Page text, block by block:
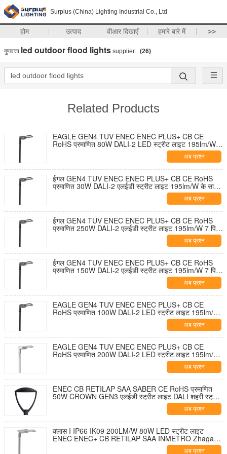
Surplus (China) Lighting Industrial Co., Ltd
होम उत्पाद वीआर दिखाएँ हमारे बारे में >>
गुणवत्ता led outdoor flood lights supplier. (26)
Related Products
EAGLE GEN4 TUV ENEC ENEC PLUS+ CB CE
RoHS प्रमाणित 80W DALI-2 LED स्ट्रीट लाइट 195lm/W 7
पिन NEMA सॉकेट शॉर्टिंग कैप और 10KV SPD के साथ टूल-फ्री
अब प्रश्न
ईगल GEN4 TUV ENEC ENEC PLUS+ CB CE RoHS
प्रमाणित 30W DALI-2 एलईडी स्ट्रीट लाइट 195lm/W के साथ
7 पिन NEMA सॉकेट शॉर्टिंग कैप और 10KV एसपीडी टूल-फ्री
अब प्रश्न
ईगल GEN4 TUV ENEC ENEC PLUS+ CB CE RoHS
प्रमाणित 250W DALI-2 एलईडी स्ट्रीट लाइट 195lm/W 7 पिन
NEMA सॉकेट शॉर्टिंग कैप और 10KV SPD के साथ टूल-फ्री
अब प्रश्न
ईगल GEN4 TUV ENEC ENEC PLUS+ CB CE RoHS
प्रमाणित 150W DALI-2 एलईडी स्ट्रीट लाइट 195lm/W 7 पिन
NEMA सॉकेट शॉर्टिंग कैप और 10KV SPD के साथ टूल-फ्री
अब प्रश्न
EAGLE GEN4 TUV ENEC ENEC PLUS+ CB CE
RoHS प्रमाणित 100W DALI-2 LED स्ट्रीट लाइट 195lm/W
7 पिन NEMA सॉकेट शॉर्टिंग कैप और 10KV SPD के साथ टूल-
अब प्रश्न
EAGLE GEN4 TUV ENEC ENEC PLUS+ CB CE
RoHS प्रमाणित 200W DALI-2 LED स्ट्रीट लाइट 195lm/W
7 पिन NEMA सॉकेट शॉर्टिंग कैप और 10KV SPD के साथ टूल-
अब प्रश्न
ENEC CB RETILAP SAA SABER CE RoHS प्रमाणित
50W CROWN GEN3 एलईडी स्ट्रीट लाइट DALI शहरी स्ट्रीट
लाइट गार्डन लाइट INMETRO IP66 आउटडोर टूल-फ्री ओपनिंग
अब प्रश्न
क्लास I IP66 IK09 200LM/W 80W LED स्ट्रीट लाइट
ENEC ENEC+ CB RETILAP SAA INMETRO Zhaga-
D4i प्रमाणित 10 साल की वारंटी सार्वजनिक प्रकाश व्यवस्था स्व-
अब प्रश्न